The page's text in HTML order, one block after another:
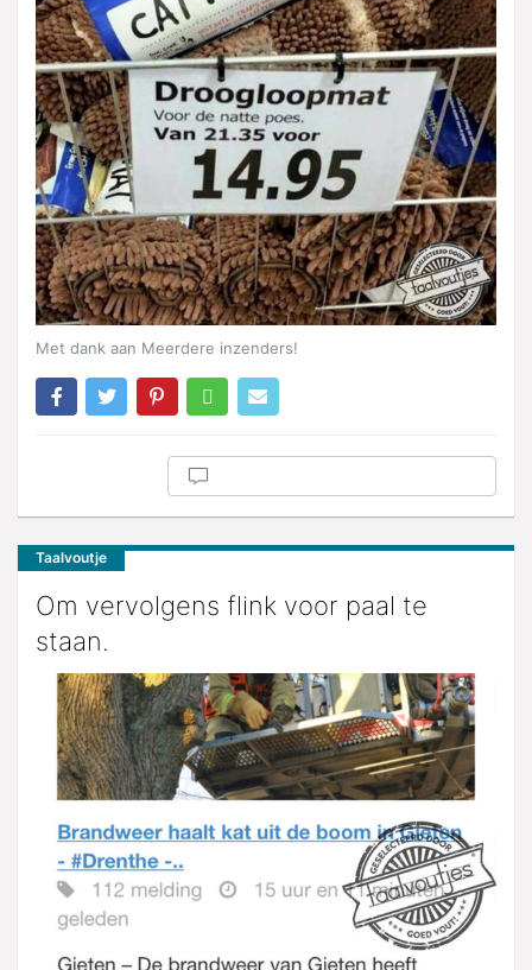
Met dank aan Meerdere inzenders!
Taalvoutje
Om vervolgens flink voor paal te
staan.